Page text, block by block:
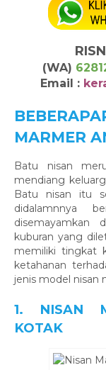
(WA)
Email :
MARMER
Batu nisan
mendiang
Batu nisan itu
didalamnnya
disemayamkan
kuburan yang
memiliki tingkat
ketahanan
jenis model nisan
1. NISAN
KOTAK